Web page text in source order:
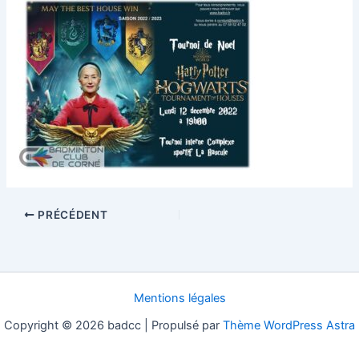
PRÉCÉDENT
Mentions légales
Copyright © 2026 badcc | Propulsé par Thème WordPress Astra